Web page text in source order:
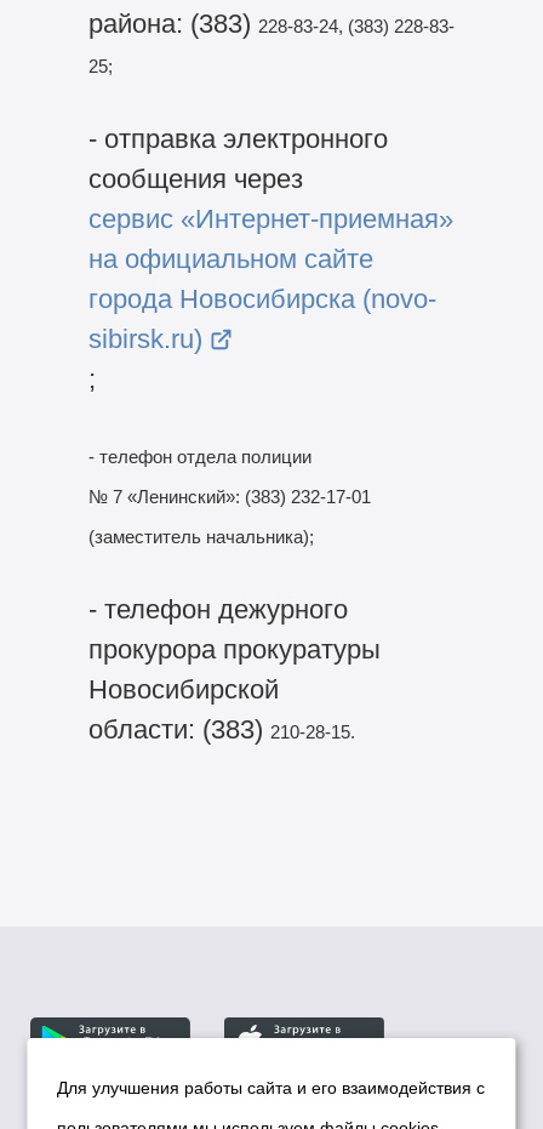
района: (383) 228-83-24, (383) 228-83-
25;
- отправка электронного
сообщения через
сервис «Интернет-приемная»
на официальном сайте
города Новосибирска (novo-
sibirsk.ru)
;
- телефон отдела полиции
№ 7 «Ленинский»: (383) 232-17-01
(заместитель начальника);
- телефон дежурного
прокурора прокуратуры
Новосибирской
области: (383) 210-28-15.
Для улучшения работы сайта и его взаимодействия с